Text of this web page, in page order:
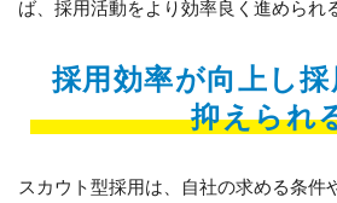
ば、採用活動をより効率良く進められ
採用効率が向上し
抑えられ
スカウト型採用は、自社の求める条件